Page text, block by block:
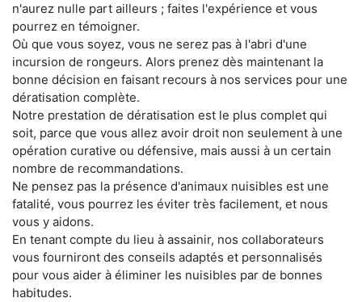
n'aurez nulle part ailleurs ; faites l'expérience et vous
pourrez en témoigner.
Où que vous soyez, vous ne serez pas à l'abri d'une
incursion de rongeurs. Alors prenez dès maintenant la
bonne décision en faisant recours à nos services pour une
dératisation complète.
Notre prestation de dératisation est le plus complet qui
soit, parce que vous allez avoir droit non seulement à une
opération curative ou défensive, mais aussi à un certain
nombre de recommandations.
Ne pensez pas la présence d'animaux nuisibles est une
fatalité, vous pourrez les éviter très facilement, et nous
vous y aidons.
En tenant compte du lieu à assainir, nos collaborateurs
vous fourniront des conseils adaptés et personnalisés
pour vous aider à éliminer les nuisibles par de bonnes
habitudes.